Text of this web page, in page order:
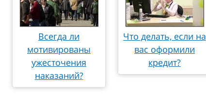
Всегда ли
мотивированы
ужесточения
наказаний?
Что делать, если на
вас оформили
кредит?